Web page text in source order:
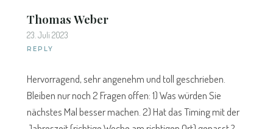
Thomas Weber
23. Juli 2023
REPLY
Hervorragend, sehr angenehm und toll geschrieben.
Bleiben nur noch 2 Fragen offen: 1) Was würden Sie
nächstes Mal besser machen. 2) Hat das Timing mit der